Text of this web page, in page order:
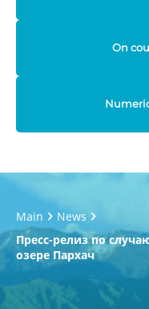
On
Main
News
Пресс-релиз по
озере Пархач